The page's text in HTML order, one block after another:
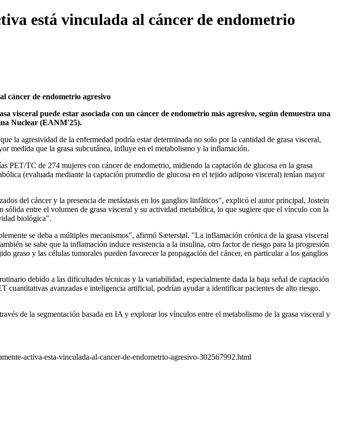
está vinculada al cáncer de endometrio
cáncer de endometrio agresivo
visceral puede estar asociada con un cáncer de endometrio más agresivo, según demuestra una
Nuclear (EANM'25).
la agresividad de la enfermedad podría estar determinada no solo por la cantidad de grasa visceral,
medida que la grasa subcutánea, influye en el metabolismo y la inflamación.
TC de 274 mujeres con cáncer de endometrio, midiendo la captación de glucosa en la grasa
(evaluada mediante la captación promedio de glucosa en el tejido adiposo visceral) tenían mayor
del cáncer y la presencia de metástasis en los ganglios linfáticos", explicó el autor principal, Jostein
entre el volumen de grasa visceral y su actividad metabólica, lo que sugiere que el vínculo con la
biológica".
se deba a múltiples mecanismos", afirmó Sæterstøl. "La inflamación crónica de la grasa visceral
se sabe que la inflamación induce resistencia a la insulina, otro factor de riesgo para la progresión
graso y las células tumorales pueden favorecer la propagación del cáncer, en particular a los ganglios
debido a las dificultades técnicas y la variabilidad, especialmente dada la baja señal de captación
cuantitativas avanzadas e inteligencia artificial, podrían ayudar a identificar pacientes de alto riesgo,
de la segmentación basada en IA y explorar los vínculos entre el metabolismo de la grasa visceral y
activa-esta-vinculada-al-cancer-de-endometrio-agresivo-302567992.html